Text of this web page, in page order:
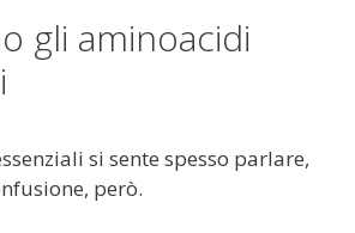
gli aminoacidi
si sente spesso parlare,
però.